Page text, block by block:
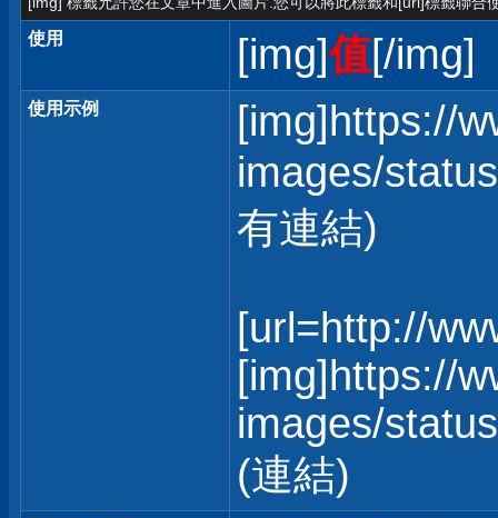
使用 [img]值[/img]
使用示例
[img]https://
images/
有連結)
[url=http://
[img]https://
images/
(連結)